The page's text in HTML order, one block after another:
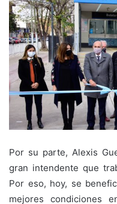
Por su parte, Alexis
gran intendente que
Por eso, hoy, se
mejores condiciones